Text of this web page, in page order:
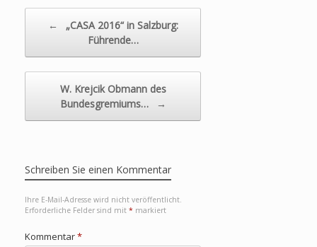
←
„CASA 2016“ in Salzburg:
Führende…
W. Krejcik Obmann des
Bundesgremiums…
→
Schreiben Sie einen Kommentar
Ihre E-Mail-Adresse wird nicht veröffentlicht.
Erforderliche Felder sind mit * markiert
Kommentar*